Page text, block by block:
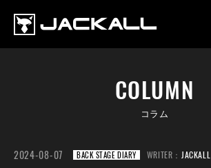
COLUMN
コラム
2024-08-07 BACK STAGE DIARY WRITER： JACKALL